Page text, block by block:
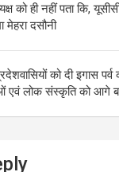
को ही नहीं पता कि,
दसौनी
को दी इगास
एवं लोक संस्कृति को आगे